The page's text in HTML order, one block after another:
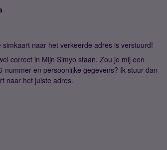
naar het verkeerde adres is verstuurd!
correct in Mijn Simyo staan. Zou je mij een
nummer en persoonlijke gegevens? Ik stuur dan
naar het juiste adres.